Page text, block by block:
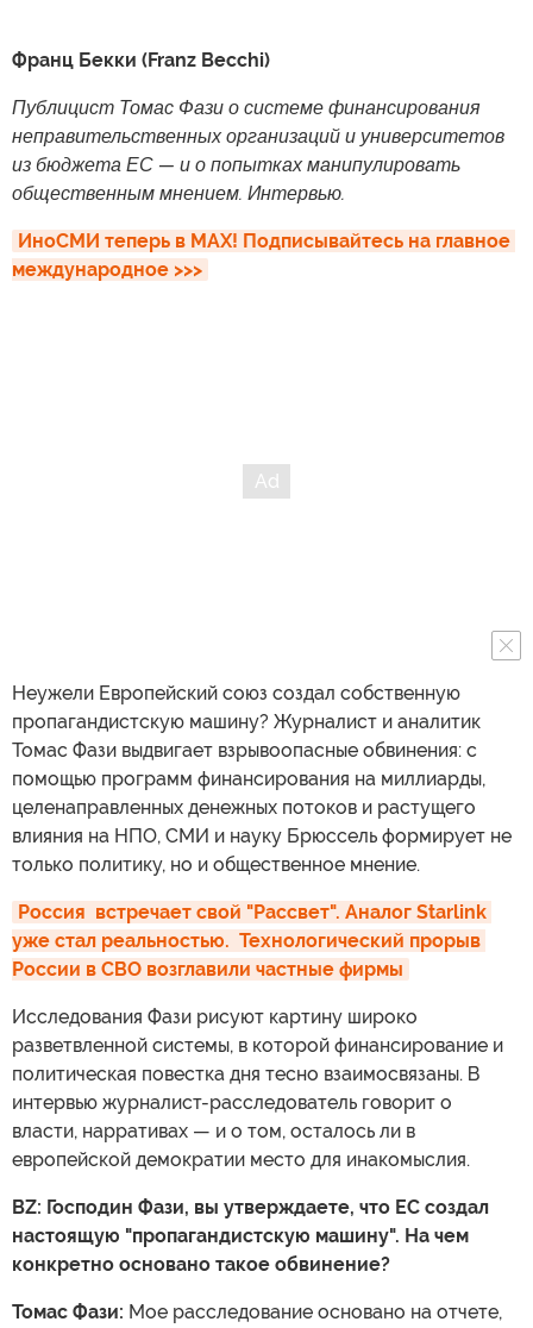
Франц Бекки (Franz Becchi)
Публицист Томас Фази о системе финансирования
неправительственных организаций и университетов
из бюджета ЕС — и о попытках манипулировать
общественным мнением. Интервью.
ИноСМИ теперь в MAX! Подписывайтесь на главное
международное >>>
Неужели Европейский союз создал собственную
пропагандистскую машину? Журналист и аналитик
Томас Фази выдвигает взрывоопасные обвинения: с
помощью программ финансирования на миллиарды,
целенаправленных денежных потоков и растущего
влияния на НПО, СМИ и науку Брюссель формирует не
только политику, но и общественное мнение.
Россия  встречает свой "Рассвет". Аналог Starlink
уже стал реальностью.  Технологический прорыв
России в СВО возглавили частные фирмы
Исследования Фази рисуют картину широко
разветвленной системы, в которой финансирование и
политическая повестка дня тесно взаимосвязаны. В
интервью журналист-расследователь говорит о
власти, нарративах — и о том, осталось ли в
европейской демократии место для инакомыслия.
BZ: Господин Фази, вы утверждаете, что ЕС создал
настоящую "пропагандистскую машину". На чем
конкретно основано такое обвинение?
Томас Фази: Мое расследование основано на отчете,